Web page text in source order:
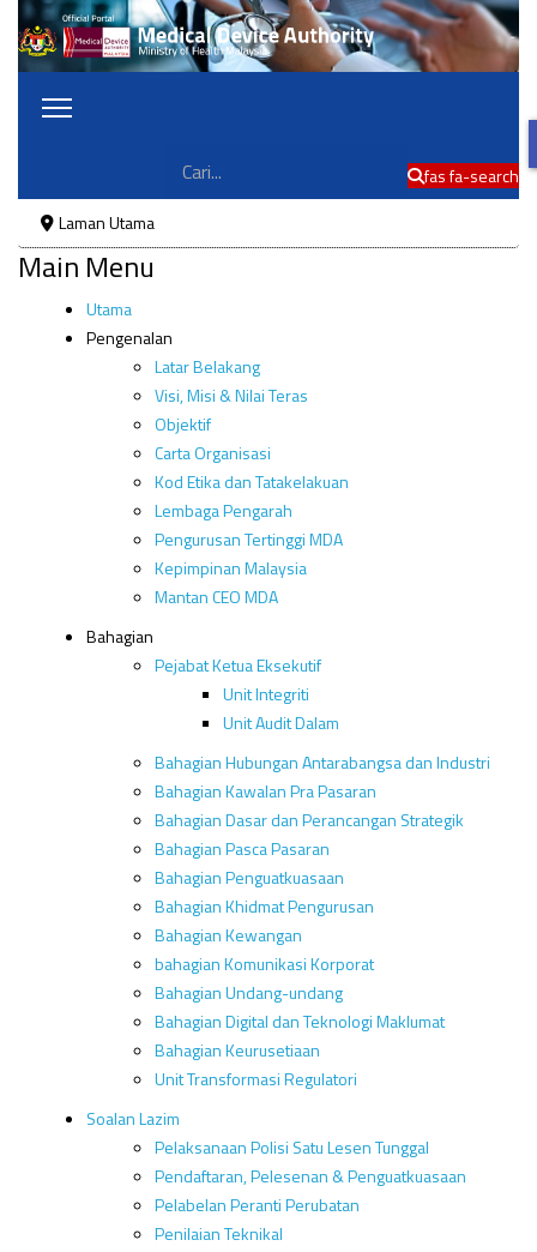
fas fa-search
Laman Utama
Main Menu
Utama
Pengenalan
Latar Belakang
Visi, Misi & Nilai Teras
Objektif
Carta Organisasi
Kod Etika dan Tatakelakuan
Lembaga Pengarah
Pengurusan Tertinggi MDA
Kepimpinan Malaysia
Mantan CEO MDA
Bahagian
Pejabat Ketua Eksekutif
Unit Integriti
Unit Audit Dalam
Bahagian Hubungan Antarabangsa dan Industri
Bahagian Kawalan Pra Pasaran
Bahagian Dasar dan Perancangan Strategik
Bahagian Pasca Pasaran
Bahagian Penguatkuasaan
Bahagian Khidmat Pengurusan
Bahagian Kewangan
bahagian Komunikasi Korporat
Bahagian Undang-undang
Bahagian Digital dan Teknologi Maklumat
Bahagian Keurusetiaan
Unit Transformasi Regulatori
Soalan Lazim
Pelaksanaan Polisi Satu Lesen Tunggal
Pendaftaran, Pelesenan & Penguatkuasaan
Pelabelan Peranti Perubatan
Penilaian Teknikal